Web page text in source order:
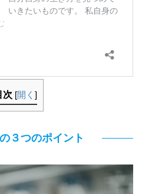
次 [開く ]
３つのポイント